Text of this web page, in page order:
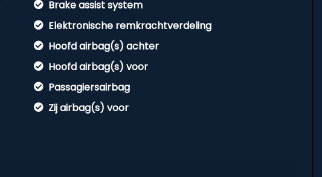
Brake assist system
Elektronische remkrachtverdeling
Hoofd airbag(s) achter
Hoofd airbag(s) voor
Passagiersairbag
Zij airbag(s) voor